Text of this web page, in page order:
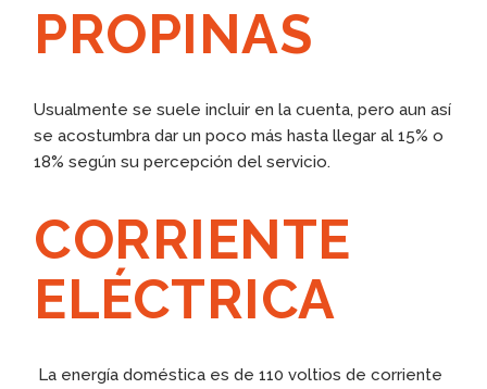
PROPINAS
Usualmente se suele incluir en la cuenta, pero aun así
se acostumbra dar un poco más hasta llegar al 15% o
18% según su percepción del servicio.
CORRIENTE
ELÉCTRICA
La energía doméstica es de 110 voltios de corriente